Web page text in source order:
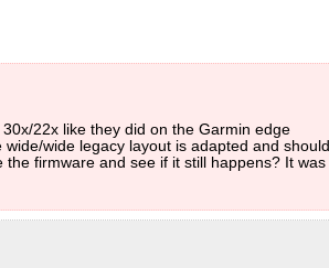
22x like they did on the Garmin edge
wide legacy layout is adapted and should
firmware and see if it still happens? It was